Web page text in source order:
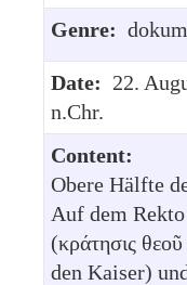
Genre:
Date: 22.
n.Chr.
Content:
Obere Hälfte
Auf dem
(κράτησις
den Kaiser)